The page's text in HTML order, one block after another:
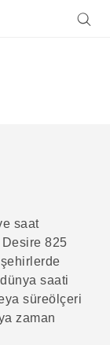
saat
Desire 825
şehirlerde
saati
süreölçeri
zaman